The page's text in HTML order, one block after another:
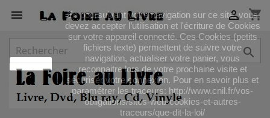
J'accepte
En poursuivant votre navigation sur ce site, vous
devez accepter l’utilisation et l'écriture de Cookies
sur votre appareil connecté. Ces Cookies (petits
fichiers texte) permettent de suivre votre
navigation, actualiser votre panier, vous
reconnaitre lors de votre prochaine visite et
sécuriser votre connexion. Pour en savoir plus et
paramétrer les traceurs: http://www.cnil.fr/vos-
obligations/sites-web-cookies-et-autres-
traceurs/que-dit-la-loi/
 shopping_cart

